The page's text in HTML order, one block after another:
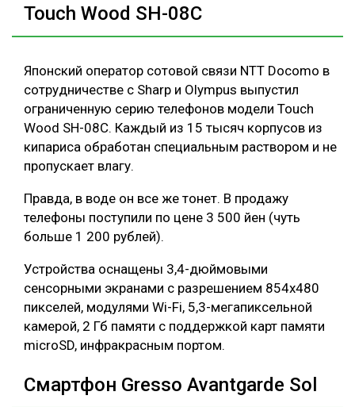
Touch Wood SH-08C
Японский оператор сотовой связи NTT Docomo в
сотрудничестве с Sharp и Olympus выпустил
ограниченную серию телефонов модели Touch
Wood SH-08C. Каждый из 15 тысяч корпусов из
кипариса обработан специальным раствором и не
пропускает влагу.
Правда, в воде он все же тонет. В продажу
телефоны поступили по цене 3 500 йен (чуть
больше 1 200 рублей).
Устройства оснащены 3,4-дюймовыми
сенсорными экранами с разрешением 854х480
пикселей, модулями Wi-Fi, 5,3-мегапиксельной
камерой, 2 Гб памяти с поддержкой карт памяти
microSD, инфракрасным портом.
Смартфон Gresso Avantgarde Sol